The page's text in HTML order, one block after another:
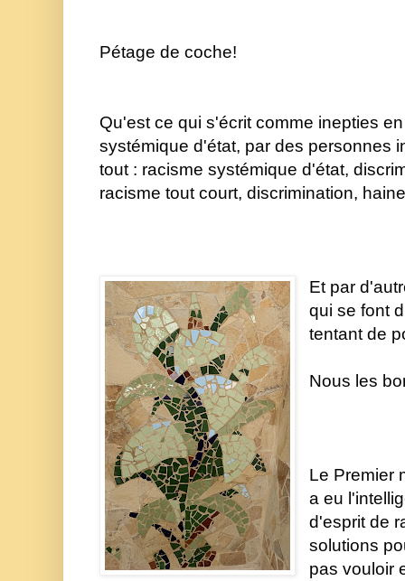
Pétage de coche!
Qu'est ce qui s'écrit comme inepties
systémique d'état, par des personnes
tout : racisme systémique d'état,
racisme tout court, discrimination,
Et par
qui se font
tentant de
Nous les
Le Premier
a eu
d'esprit de
solutions
pas vouloir